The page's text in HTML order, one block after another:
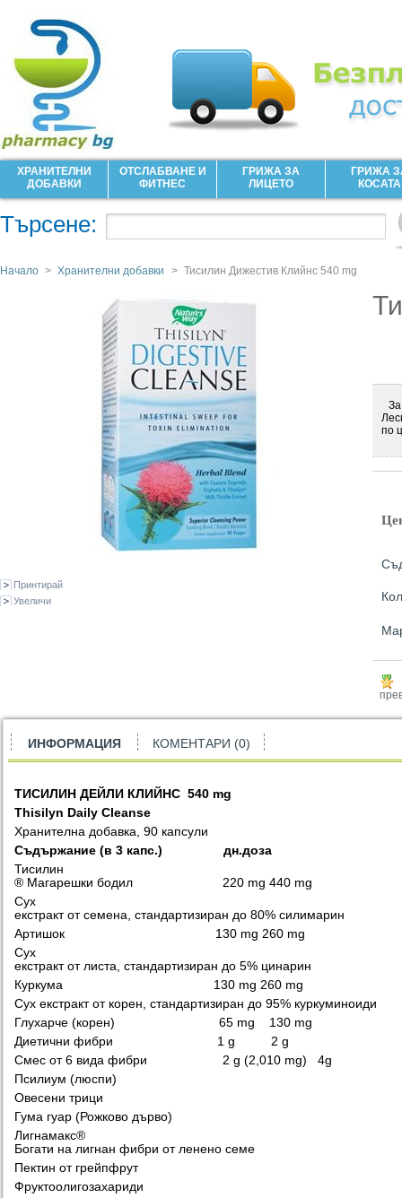
ХРАНИТЕЛНИ
ДОБАВКИ
ОТСЛАБВАНЕ И
ФИТНЕС
ГРИЖА ЗА
ЛИЦЕТО
ГРИЖА
КОСАТА
Търсене:
Начало > Хранителни добавки > Тисилин Дижестив Клийнс 540 mg
Принтирай
Увеличи
по
ИНФОРМАЦИЯ КОМЕНТАРИ (0)
ТИСИЛИН ДЕЙЛИ КЛИЙНС 540 mg
Thisilyn Daily Cleanse
Хранителна добавка, 90 капсули
Съдържание (в 3 капс.) дн.доза
Тисилин
® Магарешки бодил 220 mg 440 mg
Сух
екстракт от семена, стандартизиран до 80% силимарин
Артишок 130 mg 260 mg
Сух
екстракт от листа, стандартизиран до 5% цинарин
Куркума 130 mg 260 mg
Сух екстракт от корен, стандартизиран до 95% куркуминоиди
Глухарче (корен) 65 mg 130 mg
Диетични фибри 1 g 2 g
Смес от 6 вида фибри 2 g (2,010 mg) 4g
Псилиум (люспи)
Овесени трици
Гума гуар (Рожково дърво)
Лигнамакс®
Богати на лигнан фибри от ленено семе
Пектин от грейпфрут
Фруктоолигозахариди